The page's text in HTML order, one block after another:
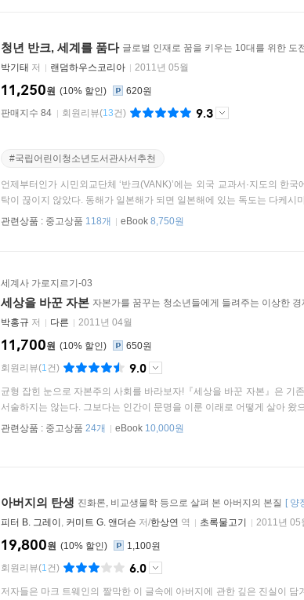
청년 반크, 세계를 품다 글로벌 인재로 꿈을 키우는 10대를 위한 도
박기태 저 랜덤하우스코리아 2011년 05월
10%
11,250원
620원
판매지수 84
회원리뷰(13건) 9.3
#국립어린이청소년도서관사서추천
언제부터인가 시민외교단체 ‘반크(VANK)’에는 외국 교과서·지도의 한
탁이 끊이지 않았다. 동해가 일본해가 되면 일본해에 있는 독도는 다케시
관련상품 : 중고상품 118개 eBook 8,750원
세계사 가로지르기-03
세상을 바꾼 자본 자본가를 꿈꾸는 청소년들에게 들려주는 이상한 경
박홍규 저 다른 2011년 04월
10%
11,700원
650원
회원리뷰(1건) 9.0
균형 잡힌 눈으로 자본주의 사회를 바라보자!『세상을 바꾼 자본』은 기
서술하지는 않는다. 그보다는 인간이 문명을 이룬 이래로 어떻게 살아 왔
관련상품 : 중고상품 24개 eBook 10,000원
아버지의 탄생 진화론, 비교생물학 등으로 살펴 본 아버지의 본질 [ 양
피터 B. 그레이 , 커미트 G. 앤더슨 저/한상연 역 초록물고기 2011년 05
10%
19,800원
1,100원
회원리뷰(1건) 6.0
저자들은 마크 트웨인의 짤막한 이 글속에 아버지에 관한 깊은 진실이